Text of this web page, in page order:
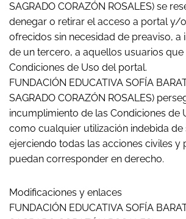
SAGRADO CORAZÓN ROSALES) se
denegar o retirar el acceso a portal y/
ofrecidos sin necesidad de preaviso, a
de un tercero, a aquellos usuarios
Condiciones de Uso del portal.
FUNDACIÓN EDUCATIVA SOFÍA
SAGRADO CORAZÓN ROSALES)
incumplimiento de las Condiciones de
como cualquier utilización indebida
ejerciendo todas las acciones civiles y
puedan corresponder en derecho.
Modificaciones y enlaces
FUNDACIÓN EDUCATIVA SOFÍA